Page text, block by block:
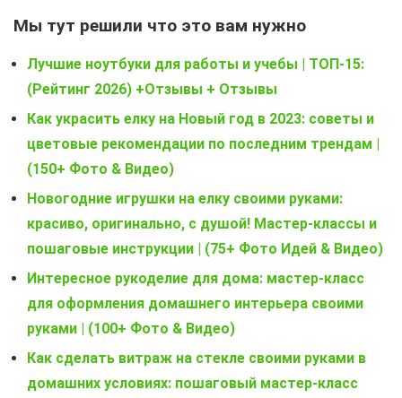
Мы тут решили что это вам нужно
Лучшие ноутбуки для работы и учебы | ТОП-15:
(Рейтинг 2026) +Отзывы + Отзывы
Как украсить елку на Новый год в 2023: советы и
цветовые рекомендации по последним трендам |
(150+ Фото & Видео)
Новогодние игрушки на елку своими руками:
красиво, оригинально, с душой! Мастер-классы и
пошаговые инструкции | (75+ Фото Идей & Видео)
Интересное рукоделие для дома: мастер-класс
для оформления домашнего интерьера своими
руками | (100+ Фото & Видео)
Как сделать витраж на стекле своими руками в
домашних условиях: пошаговый мастер-класс